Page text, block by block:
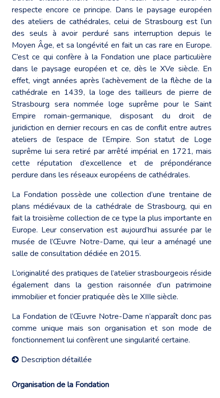
respecte encore ce principe. Dans le paysage européen
des ateliers de cathédrales, celui de Strasbourg est l’un
des seuls à avoir perduré sans interruption depuis le
Moyen Âge, et sa longévité en fait un cas rare en Europe.
C’est ce qui confère à la Fondation une place particulière
dans le paysage européen et ce, dès le XVe siècle. En
effet, vingt années après l’achèvement de la flèche de la
cathédrale en 1439, la loge des tailleurs de pierre de
Strasbourg sera nommée loge suprême pour le Saint
Empire romain-germanique, disposant du droit de
juridiction en dernier recours en cas de conflit entre autres
ateliers de l’espace de l’Empire. Son statut de Loge
suprême lui sera retiré par arrêté impérial en 1721, mais
cette réputation d’excellence et de prépondérance
perdure dans les réseaux européens de cathédrales.
La Fondation possède une collection d’une trentaine de
plans médiévaux de la cathédrale de Strasbourg, qui en
fait la troisième collection de ce type la plus importante en
Europe. Leur conservation est aujourd’hui assurée par le
musée de l’Œuvre Notre-Dame, qui leur a aménagé une
salle de consultation dédiée en 2015.
L’originalité des pratiques de l’atelier strasbourgeois réside
également dans la gestion raisonnée d’un patrimoine
immobilier et foncier pratiquée dès le XIIIe siècle.
La Fondation de l’Œuvre Notre-Dame n’apparaît donc pas
comme unique mais son organisation et son mode de
fonctionnement lui confèrent une singularité certaine.
Description détaillée
Organisation de la Fondation